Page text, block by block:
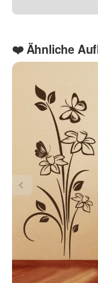
❤️ Ähnliche